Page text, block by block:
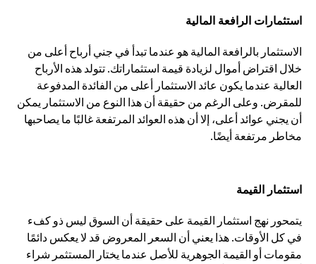
استثمارات الرافعة المالية
الاستثمار بالرافعة المالية هو عندما تبدأ في جني أرباح أعلى من
خلال اقتراض أموال لزيادة قيمة استثماراتك. تتولد هذه الأرباح
العالية عندما يكون عائد الاستثمار أعلى من الفائدة المدفوعة
للمقرض. وعلى الرغم من حقيقة أن هذا النوع من الاستثمار يمكن
أن يجني عوائد أعلى، إلا أن هذه العوائد المرتفعة غالبًا ما يصاحبها
مخاطر مرتفعة أيضًا.
استثمار القيمة
يتمحور نهج استثمار القيمة على حقيقة أن السوق ليس ذو كفء
في كل الأوقات. هذا يعني أن السعر المعروض قد لا يعكس دائمًا
مقومات أو القيمة الجوهرية للأصل عندما يختار المستثمر شراء